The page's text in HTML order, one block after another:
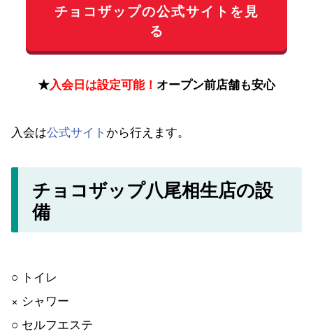
チョコザップの公式サイトを見
る
★入会日は設定可能！ オープン前店舗も安心
入会は公式サイト から行えます。
チョコザップ八尾相生店の設
備
○ トイレ
× シャワー
○ セルフエステ